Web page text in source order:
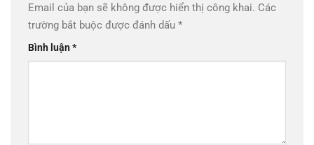
Email của bạn sẽ không được hiển thị công khai. Các
trường bắt buộc được đánh dấu *
Bình luận*